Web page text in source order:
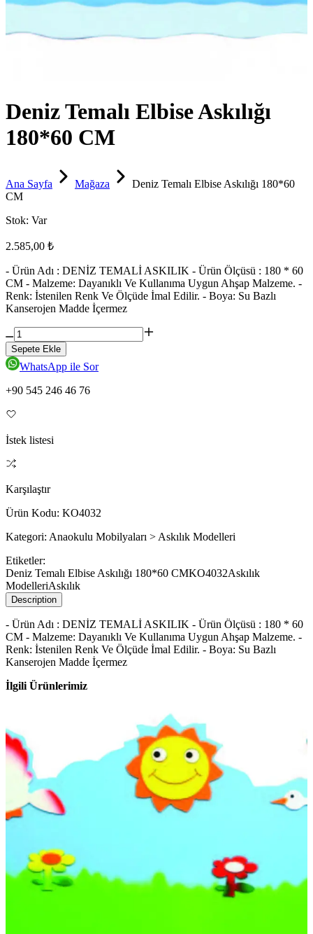
Deniz Temalı Elbise Askılığı
180*60 CM
Ana Sayfa Mağaza
Deniz Temalı Elbise Askılığı 180*60
CM
Stok: Var
2.585,00 ₺
- Ürün Adı : DENİZ TEMALİ ASKILIK - Ürün Ölçüsü : 180 * 60
CM - Malzeme: Dayanıklı Ve Kullanıma Uygun Ahşap Malzeme. -
Renk: İstenilen Renk Ve Ölçüde İmal Edilir. - Boya: Su Bazlı
Kanserojen Madde İçermez
Sepete Ekle
WhatsApp ile Sor
+90 545 246 46 76
İstek listesi
Karşılaştır
Ürün Kodu: KO4032
Kategori: Anaokulu Mobilyaları > Askılık Modelleri
Etiketler:
Deniz Temalı Elbise Askılığı 180*60 CMKO4032Askılık
ModelleriAskılık
Description
- Ürün Adı : DENİZ TEMALİ ASKILIK - Ürün Ölçüsü : 180 * 60
CM - Malzeme: Dayanıklı Ve Kullanıma Uygun Ahşap Malzeme. -
Renk: İstenilen Renk Ve Ölçüde İmal Edilir. - Boya: Su Bazlı
Kanserojen Madde İçermez
İlgili Ürünlerimiz